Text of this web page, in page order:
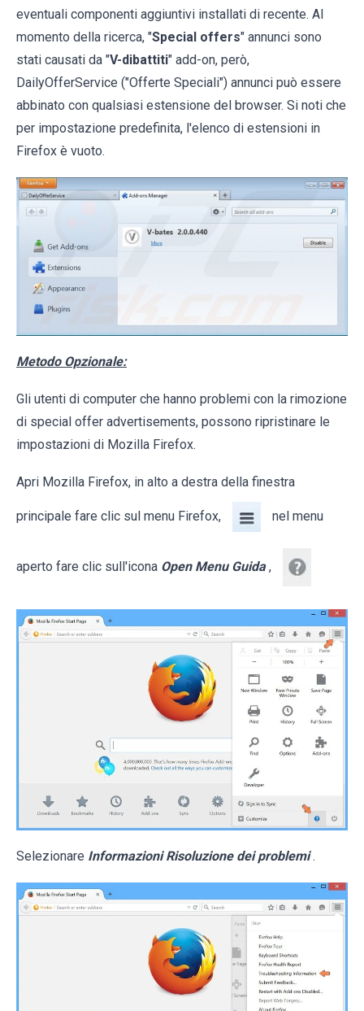
eventuali componenti aggiuntivi installati di recente. Al
momento della ricerca, "Special offers" annunci sono
stati causati da "V-dibattiti" add-on, però,
DailyOfferService ("Offerte Speciali") annunci può essere
abbinato con qualsiasi estensione del browser. Si noti che
per impostazione predefinita, l'elenco di estensioni in
Firefox è vuoto.
Metodo Opzionale:
Gli utenti di computer che hanno problemi con la rimozione
di special offer advertisements, possono ripristinare le
impostazioni di Mozilla Firefox.
Apri Mozilla Firefox, in alto a destra della finestra
principale fare clic sul menu Firefox, nel menu
aperto fare clic sull'icona Open Menu Guida ,
Selezionare Informazioni Risoluzione dei problemi .